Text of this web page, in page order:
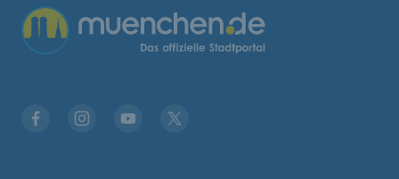
Übergreifende Links